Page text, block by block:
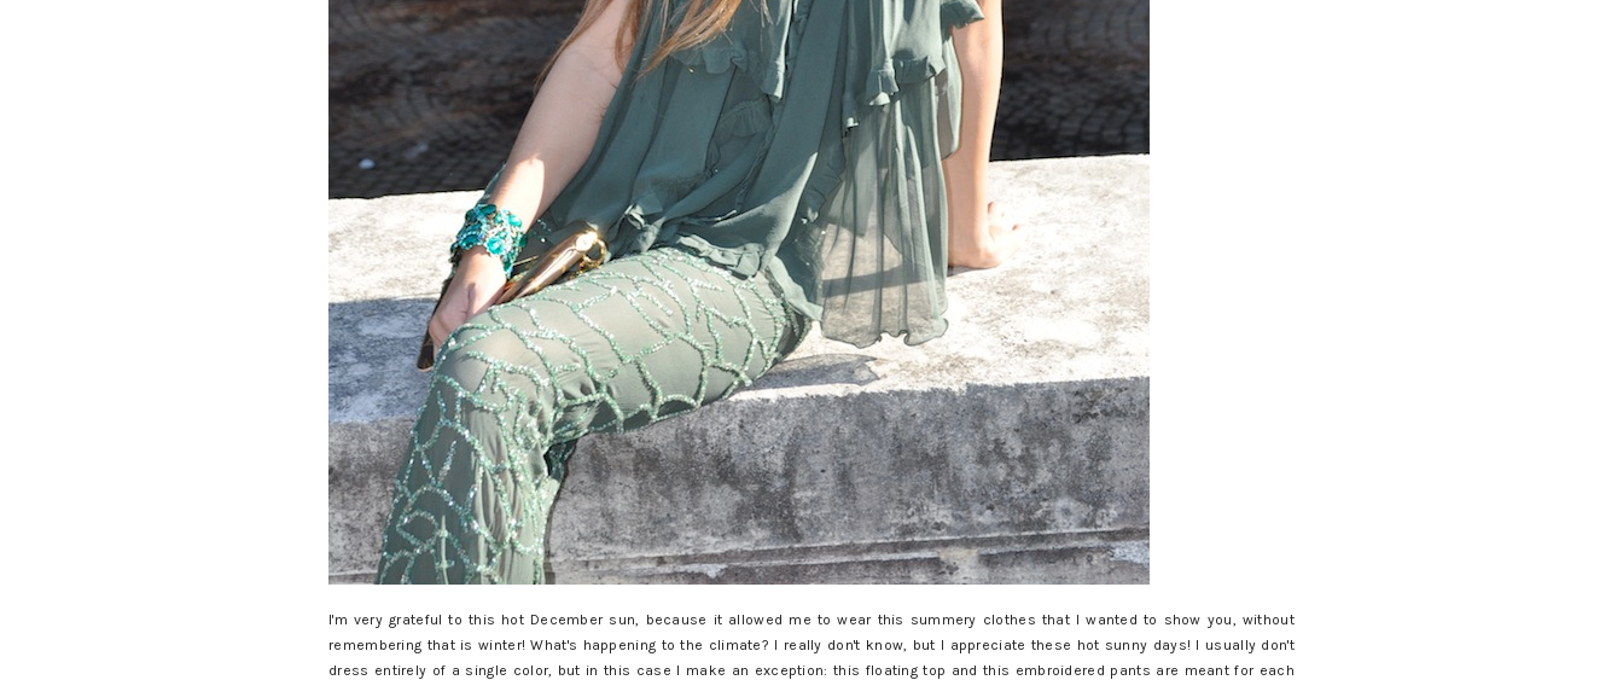
I'm very grateful to this hot December sun, because it allowed me to wear this summery clothes that I wanted to show you, without
remembering that is winter! What's happening to the climate? I really don't know, but I appreciate these hot sunny days! I usually don't
dress entirely of a single color, but in this case I make an exception: this floating top and this embroidered pants are meant for each